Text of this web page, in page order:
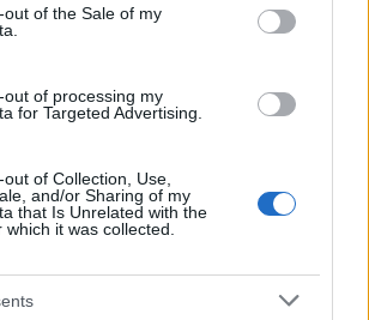
out of the Sale of my
out of processing my
for Targeted Advertising.
of Collection, Use,
and/or Sharing of my
that Is Unrelated with the
it was collected.
δήλωσε στο Fox 5 ότι
που τα πτερύγια του στροφείου
έκοβαν τον ουραίο βραχίονα
η πτήση δεν θα μπορούσε να
ήταν καταδικασμένο.
πιθανότητα το αεροσκάφος
ποτέ μια κανονικού